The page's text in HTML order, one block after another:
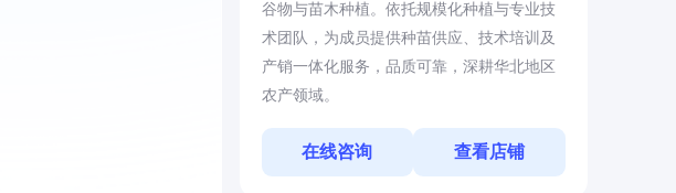
谷物与苗木种植。依托规模化种植与专业技
术团队，为成员提供种苗供应、技术培训及
产销一体化服务，品质可靠，深耕华北地区
农产领域。
在线咨询 查看店铺